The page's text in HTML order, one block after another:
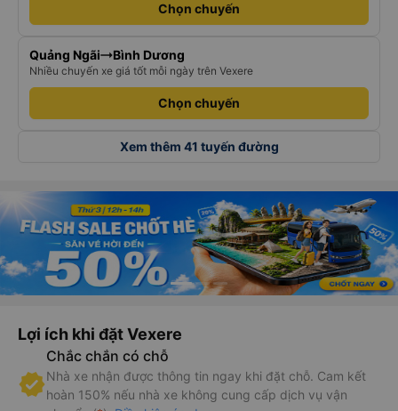
Chọn chuyến
Quảng Ngãi Bình Dương
Nhiều chuyến xe giá tốt mỗi ngày trên Vexere
Chọn chuyến
Xem thêm 41 tuyến đường
Lợi ích khi đặt Vexere
Chắc chắn có chỗ
Nhà xe nhận được thông tin ngay khi đặt chỗ. Cam kết
hoàn 150% nếu nhà xe không cung cấp dịch vụ vận